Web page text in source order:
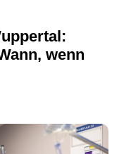
wenn